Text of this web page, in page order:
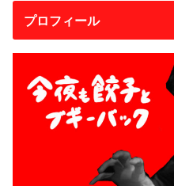
プロフィール